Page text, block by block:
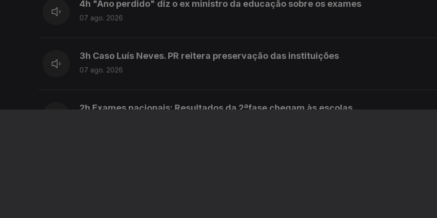
4h "Ano perdido" diz o ex ministro da educação sobre os exames
07 ago. 2026
3h Caso Luís Neves. PR reitera preservação das instituições
07 ago. 2026
2h Exames nacionais: Resultados da 2ªfase chegam às escolas